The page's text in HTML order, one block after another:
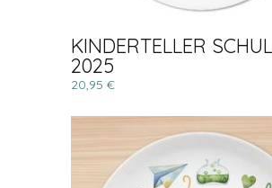
KINDERTELLER
2025
20,95 €